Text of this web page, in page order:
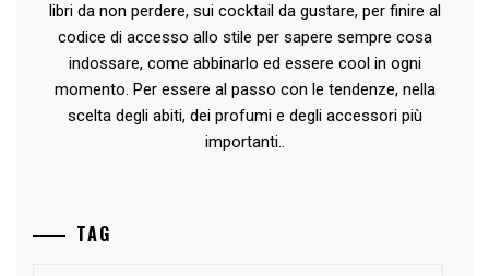
libri da non perdere, sui cocktail da gustare, per finire al
codice di accesso allo stile per sapere sempre cosa
indossare, come abbinarlo ed essere cool in ogni
momento. Per essere al passo con le tendenze, nella
scelta degli abiti, dei profumi e degli accessori più
importanti..
TAG